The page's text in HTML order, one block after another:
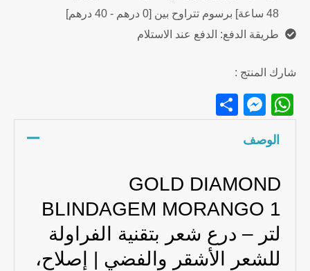
48 ساعة] برسوم تتراوح بين [0 درهم - 40 درهم]
طريقة الدفع: الدفع عند الاستلام
شارك المنتج :
WhatsApp
Messenger
الوصف
GOLD DIAMOND
BLINDAGEM MORANGO 1
لتر – درع شعر بتقنية الفراولة
للشعر الأشقر والفضي | إصلاح،